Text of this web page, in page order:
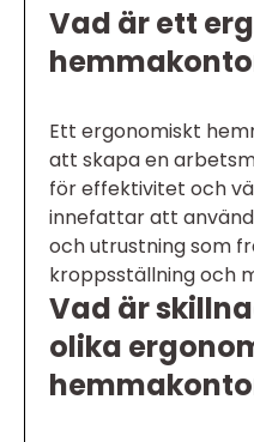
Vad är ett
Ett ergonomiskt
att skapa en
för effektivitet och
innefattar att
och utrustning som
kroppsställning och
Vad är
olika